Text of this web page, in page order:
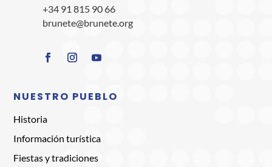
+34 91 815 90 66
brunete@brunete.org
NUESTRO PUEBLO
Historia
Información turística
Fiestas y tradiciones